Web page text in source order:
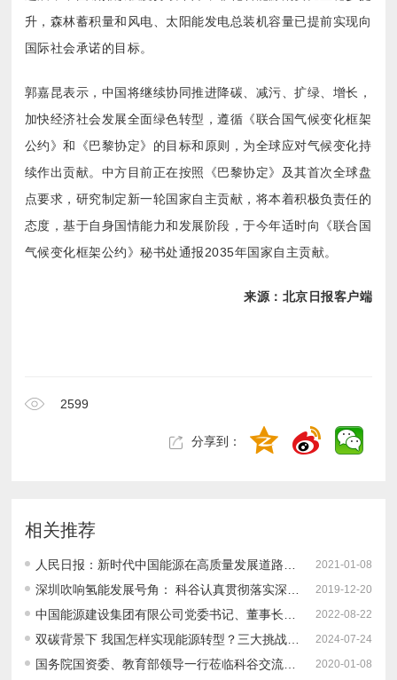
国际社会承诺的目标。
气候变化框架公约》秘书处通报2035年国家自主贡献。
来源：北京日报客户端
2599
分享到：
相关推荐
2021-01-08
2019-12-20
2022-08-22
双碳背景下 我国怎样实现能源转型？三大挑战、转型路径、发展建议 2024-07-24
国务院国资委、教育部领导一行莅临科谷交流座谈 探讨新形势下科谷人才培养定位和方向 2020-01-08